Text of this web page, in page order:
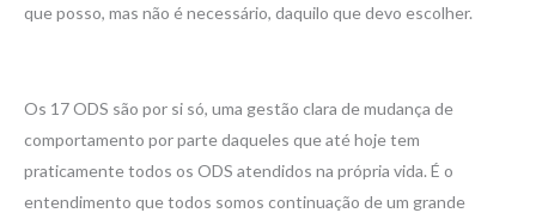
que posso, mas não é necessário, daquilo que devo escolher.
Os 17 ODS são por si só, uma gestão clara de mudança de
comportamento por parte daqueles que até hoje tem
praticamente todos os ODS atendidos na própria vida. É o
entendimento que todos somos continuação de um grande